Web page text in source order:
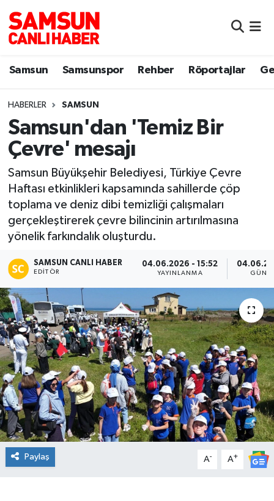
Samsun Samsunspor Rehber Röportajlar
HABERLER SAMSUN
Samsun'dan 'Temiz Bir
Çevre' mesajı
Samsun Büyükşehir Belediyesi, Türkiye Çevre
Haftası etkinlikleri kapsamında sahillerde çöp
toplama ve deniz dibi temizliği çalışmaları
gerçekleştirerek çevre bilincinin artırılmasına
yönelik farkındalık oluşturdu.
SAMSUN CANLI HABER
EDITÖR
04.06.2026 - 15:52
YAYINLANMA
Paylaş A- A+
Samsun
Sokak Röportajları
Dünya
Eğitim
Sağlık
Yemek
Manşet Haberi
Samsun Nöbetçi Eczaneler
Samsun Hava Durumu
Samsun Namaz Vakitleri
Samsun Trafik Yoğunluk Haritası
Süper Lig Puan Durumu ve Fikstür
Tüm Manşetler
Son Dakika Haberleri
Haber Arşivi